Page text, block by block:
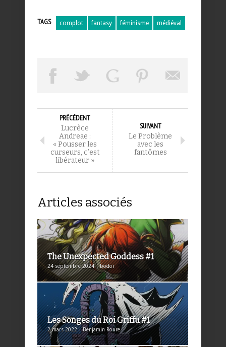
TAGS complot fantasy féminisme médiéval
PRÉCÉDENT
Lucrèce
Andreae :
« Pousser les
curseurs, c’est
libérateur »
SUIVANT
Le Problème
avec les
fantômes
Articles associés
The Unexpected Goddess #1
24 septembre 2024 | bodoi
Les Songes du Roi Griffu #1
2 mars 2022 | Benjamin Roure